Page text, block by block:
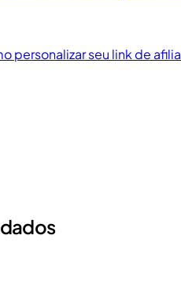
personalizar seu link de